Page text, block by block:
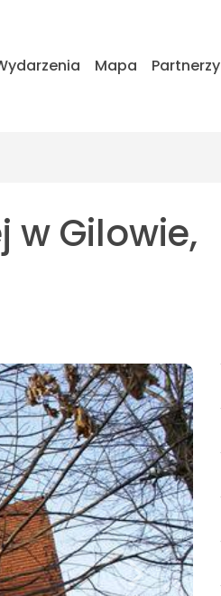
Mapa Partnerzy
w Gilowie,